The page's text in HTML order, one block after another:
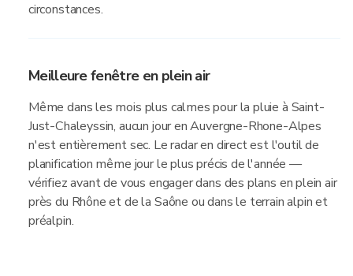
circonstances.
Meilleure fenêtre en plein air
Même dans les mois plus calmes pour la pluie à Saint-
Just-Chaleyssin, aucun jour en Auvergne-Rhone-Alpes
n'est entièrement sec. Le radar en direct est l'outil de
planification même jour le plus précis de l'année —
vérifiez avant de vous engager dans des plans en plein air
près du Rhône et de la Saône ou dans le terrain alpin et
préalpin.